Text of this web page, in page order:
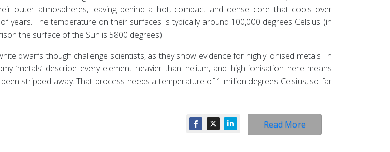
outer atmospheres, leaving behind a hot, compact and dense core that cools over
years. The temperature on their surfaces is typically around 100,000 degrees Celsius (in
the surface of the Sun is 5800 degrees).
dwarfs though challenge scientists, as they show evidence for highly ionised metals. In
‘metals’ describe every element heavier than helium, and high ionisation here means
stripped away. That process needs a temperature of 1 million degrees Celsius, so far
Read More